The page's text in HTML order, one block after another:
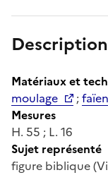
Matériaux et
moulage
;
Mesures
H. 55 ; L. 16
Sujet représenté
figure biblique